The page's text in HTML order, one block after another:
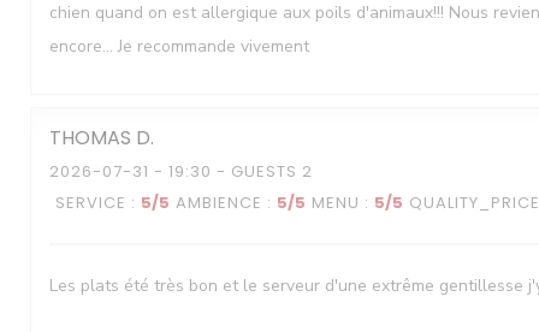
chien quand on est allergique aux poils d'animaux!!! Nous
encore... Je recommande vivement
THOMAS D
2026-07-31 - 19:30 - GUESTS 2
SERVICE : 5/5 AMBIENCE : 5/5 MENU : 5/5 QUALITY_PRICE
Les plats été très bon et le serveur d'une extrême gentillesse